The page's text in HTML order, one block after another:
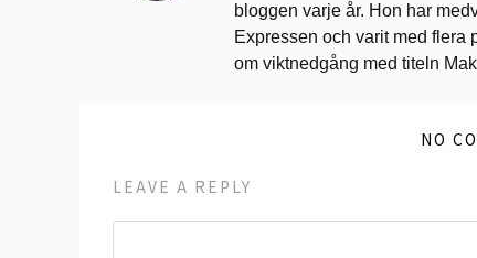
bloggen varje år. Hon har
Expressen och varit med flera
om viktnedgång med titeln
NO
LEAVE A REPLY